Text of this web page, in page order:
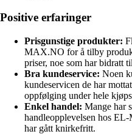
Positive erfaringer
Prisgunstige produkter:
MAX.NO for å tilby
priser, noe som har bidratt
Bra kundeservice: Noen
kundeservicen de har
oppfølging under hele
Enkel handel: Mange har
handleopplevelsen hos
har gått knirkefritt.